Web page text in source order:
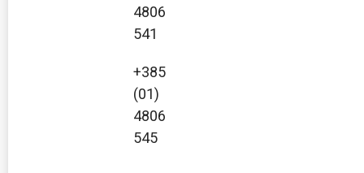
4806
541
+385
(01)
4806
545